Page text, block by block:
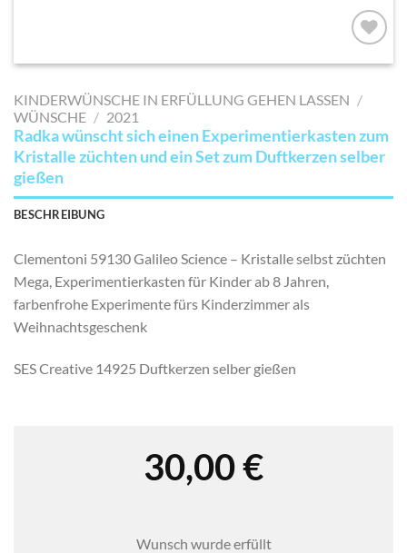
AUF MEINE
SETZEN
KINDERWÜNSCHE IN ERFÜLLUNG GEHEN LASSEN /
WÜNSCHE / 2021
Radka wünscht sich einen Experimentierkasten zum
Kristalle züchten und ein Set zum Duftkerzen selber
gießen
BESCHREIBUNG
Clementoni 59130 Galileo Science – Kristalle selbst züchten
Mega, Experimentierkasten für Kinder ab 8 Jahren,
farbenfrohe Experimente fürs Kinderzimmer als
Weihnachtsgeschenk
SES Creative 14925 Duftkerzen selber gießen
30,00€
Wunsch wurde erfüllt